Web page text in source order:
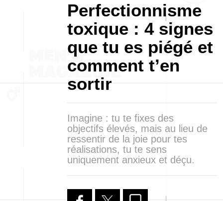
Perfectionnisme
toxique : 4 signes
que tu es piégé et
comment t’en
sortir
Imagine : tu te fixes des
objectifs élevés, mais au lieu de
ressentir de la joie pour tes
réalisations, tu te sens
uniquement anxieux et déçu.